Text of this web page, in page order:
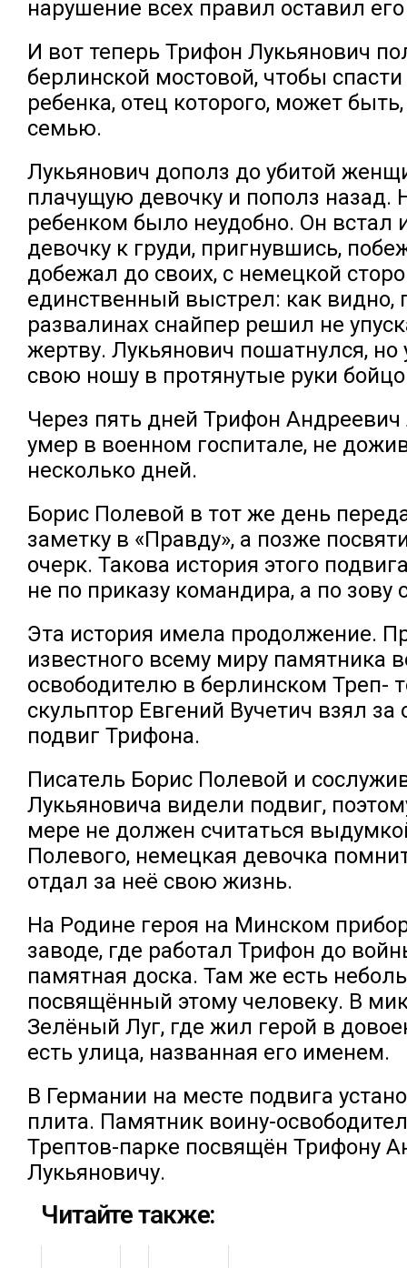
нарушение всех правил оставил
И вот теперь Трифон Лукьянович
берлинской мостовой, чтобы
ребенка, отец которого, может
семью.
Лукьянович дополз до убитой
плачущую девочку и пополз назад.
ребенком было неудобно. Он встал
девочку к груди, пригнувшись,
добежал до своих, с немецкой
единственный выстрел: как видно,
развалинах снайпер решил не
жертву. Лукьянович пошатнулся, но
свою ношу в протянутые руки
Через пять дней Трифон Андреевич
умер в военном госпитале, не
несколько дней.
Борис Полевой в тот же день
заметку в «Правду», а позже
очерк. Такова история этого
не по приказу командира, а по зову
Эта история имела продолжение.
известного всему миру памятника
освободителю в берлинском Треп-
скульптор Евгений Вучетич взял за
подвиг Трифона.
Писатель Борис Полевой и
Лукьяновича видели подвиг,
мере не должен считаться
Полевого, немецкая девочка
отдал за неё свою жизнь.
На Родине героя на Минском
заводе, где работал Трифон до
памятная доска. Там же есть
посвящённый этому человеку. В
Зелёный Луг, где жил герой в
есть улица, названная его именем.
В Германии на месте подвига
плита. Памятник воину-
Трептов-парке посвящён Трифону
Лукьяновичу.
Читайте также: